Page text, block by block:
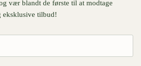
vær blandt de første til at modtage
eksklusive tilbud!